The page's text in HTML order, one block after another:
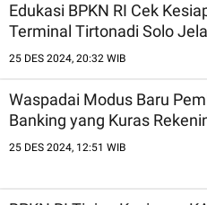
Edukasi BPKN RI Cek
Terminal Tirtonadi Solo
25 DES 2024, 20:32 WIB
Waspadai Modus Baru
Banking yang Kuras
25 DES 2024, 12:51 WIB